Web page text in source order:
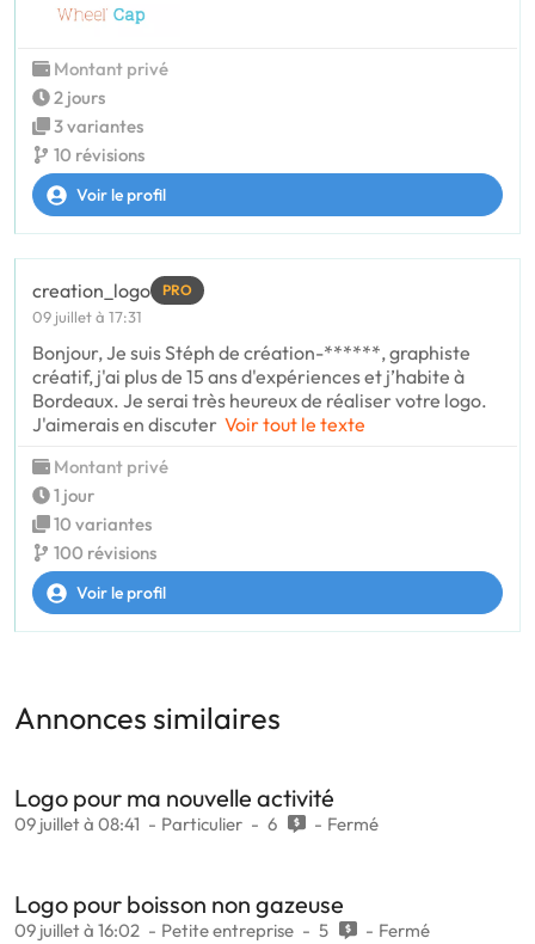
Montant privé
2 jours
3 variantes
10 révisions
Voir le profil
creation_logo PRO
09 juillet à 17:31
Bonjour, Je suis Stéph de création-******, graphiste
créatif, j'ai plus de 15 ans d'expériences et j’habite à
Bordeaux. Je serai très heureux de réaliser votre logo.
J'aimerais en discuter Voir tout le texte
Montant privé
1 jour
10 variantes
100 révisions
Voir le profil
Annonces similaires
Logo pour ma nouvelle activité
09 juillet à 08:41 Particulier 6 Fermé
Logo pour boisson non gazeuse
09 juillet à 16:02 Petite entreprise 5 Fermé